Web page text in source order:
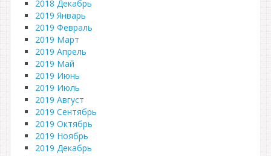
2018 Декабрь
2019 Январь
2019 Февраль
2019 Март
2019 Апрель
2019 Май
2019 Июнь
2019 Июль
2019 Август
2019 Сентябрь
2019 Октябрь
2019 Ноябрь
2019 Декабрь